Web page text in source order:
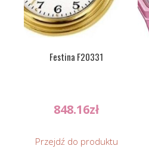
Festina F20331
848.16zł
Przejdź do produktu